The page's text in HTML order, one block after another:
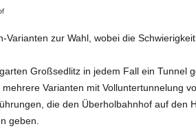
Varianten zur Wahl, wobei die
Großsedlitz in jedem Fall ein Tunnel
Varianten mit Volluntertunnelung
die den Überholbahnhof auf den
geben.